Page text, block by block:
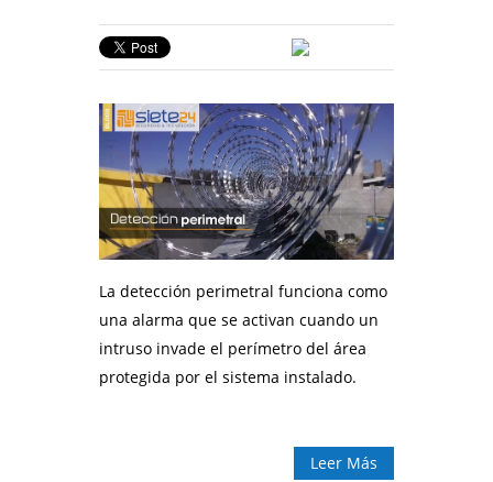
La detección perimetral funciona como
una alarma que se activan cuando un
intruso invade el perímetro del área
protegida por el sistema instalado.
Leer Más